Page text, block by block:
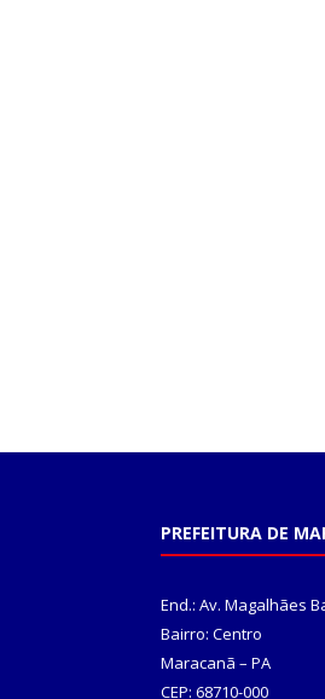
PREFEITURA DE
End.: Av. Magalhães
Bairro: Centro
Maracanã – PA
CEP: 68710-000